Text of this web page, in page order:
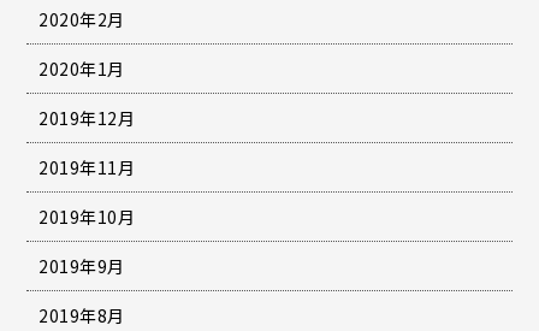
2020年2月
2020年1月
2019年12月
2019年11月
2019年10月
2019年9月
2019年8月